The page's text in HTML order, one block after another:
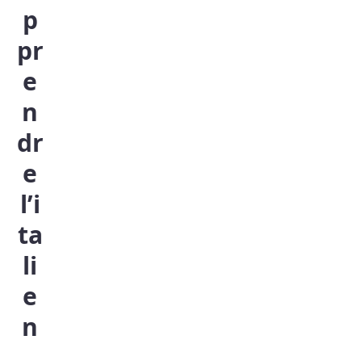
p
pr
e
n
dr
e
l’i
ta
li
e
n